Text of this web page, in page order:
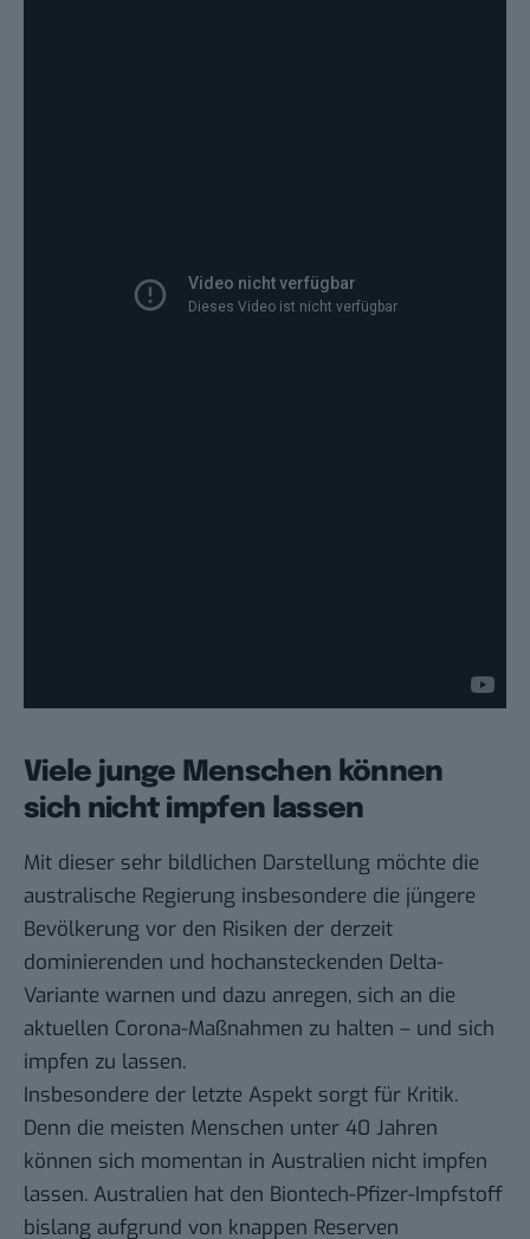
Viele junge Menschen können
sich nicht impfen lassen
Mit dieser sehr bildlichen Darstellung möchte die
australische Regierung insbesondere die jüngere
Bevölkerung vor den Risiken der derzeit
dominierenden und hochansteckenden Delta-
Variante warnen und dazu anregen, sich an die
aktuellen Corona-Maßnahmen zu halten – und sich
impfen zu lassen.
Insbesondere der letzte Aspekt sorgt für Kritik.
Denn die meisten Menschen unter 40 Jahren
können sich momentan in Australien nicht impfen
lassen. Australien hat den Biontech-Pfizer-Impfstoff
bislang aufgrund von knappen Reserven